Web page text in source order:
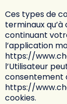
Ces types de
terminaux
continuant
l’application
https://
l’Utilisateur
consentement
https://
cookies.